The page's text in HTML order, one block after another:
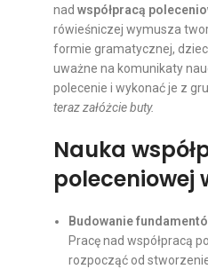
nad współpracą
rówieśniczej wymusza
formie gramatycznej,
uważne na komunikaty
polecenie i wykonać je z
teraz załóżcie buty.
Nauka
poleceniowej
Budowanie
Pracę nad współpracą
rozpocząć od